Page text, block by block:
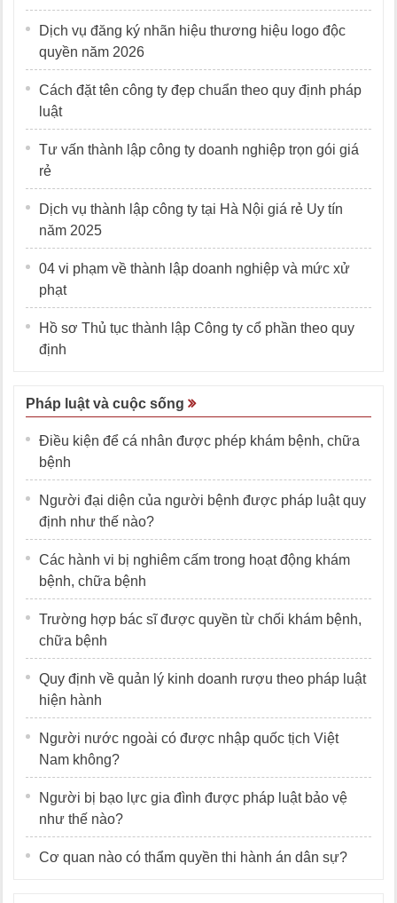
Dịch vụ đăng ký nhãn hiệu thương hiệu logo độc
quyền năm 2026
Cách đặt tên công ty đẹp chuẩn theo quy định pháp
luật
Tư vấn thành lập công ty doanh nghiệp trọn gói giá
rẻ
Dịch vụ thành lập công ty tại Hà Nội giá rẻ Uy tín
năm 2025
04 vi phạm về thành lập doanh nghiệp và mức xử
phạt
Hồ sơ Thủ tục thành lập Công ty cổ phần theo quy
định
Pháp luật và cuộc sống
Điều kiện để cá nhân được phép khám bệnh, chữa
bệnh
Người đại diện của người bệnh được pháp luật quy
định như thế nào?
Các hành vi bị nghiêm cấm trong hoạt động khám
bệnh, chữa bệnh
Trường hợp bác sĩ được quyền từ chối khám bệnh,
chữa bệnh
Quy định về quản lý kinh doanh rượu theo pháp luật
hiện hành
Người nước ngoài có được nhập quốc tịch Việt
Nam không?
Người bị bạo lực gia đình được pháp luật bảo vệ
như thế nào?
Cơ quan nào có thẩm quyền thi hành án dân sự?